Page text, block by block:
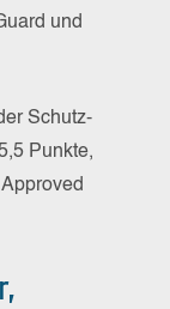
und
Schutz-
Punkte,